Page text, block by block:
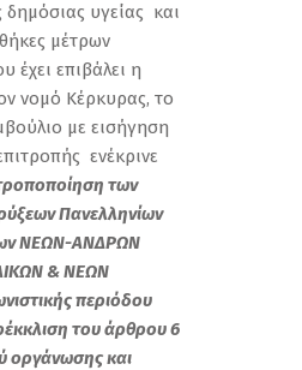
υγείας και
μέτρων
έχει επιβάλει η
νομό Κέρκυρας, το
με εισήγηση
ενέκρινε
των
Πανελληνίων
ΝΕΩΝ-ΑΝΔΡΩΝ
& ΝΕΩΝ
περιόδου
του άρθρου 6
οργάνωσης και